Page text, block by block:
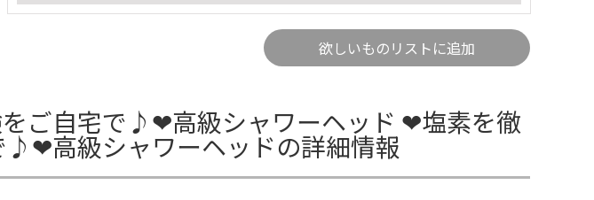
欲しいものリストに追加
ご自宅で♪❤高級シャワーヘッド ❤塩素を徹
高級シャワーヘッドの詳細情報